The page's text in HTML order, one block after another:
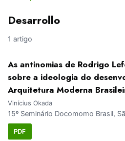
Desarrollo
1 artigo
As antinomias de Rodrigo
sobre a ideologia do
Arquitetura Moderna
Vinícius Okada
15º Seminário Docomomo Brasil,
PDF